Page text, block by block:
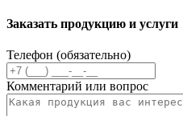
Заказать продукцию и услуги
Телефон (обязательно)
Комментарий или вопрос